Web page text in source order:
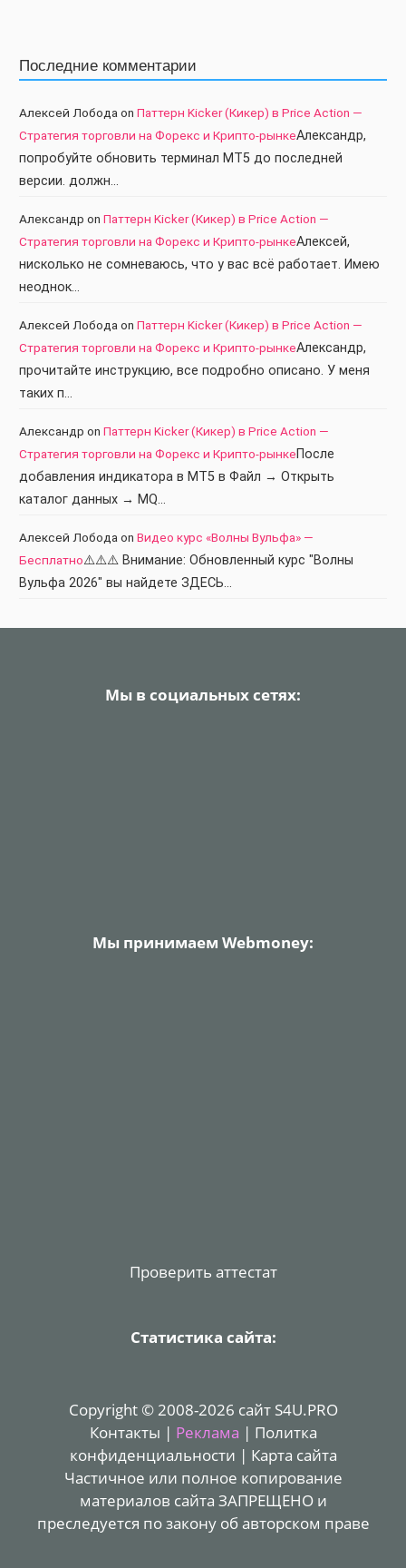
Последние комментарии
Алексей Лобода on Паттерн Kicker (Кикер) в Price Action —
Стратегия торговли на Форекс и Крипто-рынкеАлександр,
попробуйте обновить терминал МТ5 до последней
версии. должн…
Александр on Паттерн Kicker (Кикер) в Price Action —
Стратегия торговли на Форекс и Крипто-рынкеАлексей,
нисколько не сомневаюсь, что у вас всё работает. Имею
неоднок…
Алексей Лобода on Паттерн Kicker (Кикер) в Price Action —
Стратегия торговли на Форекс и Крипто-рынкеАлександр,
прочитайте инструкцию, все подробно описано. У меня
таких п…
Александр on Паттерн Kicker (Кикер) в Price Action —
Стратегия торговли на Форекс и Крипто-рынкеПосле
добавления индикатора в МТ5 в Файл → Открыть
каталог данных → MQ…
Алексей Лобода on Видео курс «Волны Вульфа» —
Бесплатно⚠️⚠️⚠️ Внимание: Обновленный курс "Волны
Вульфа 2026" вы найдете ЗДЕСЬ…
Мы в социальных сетях:
Мы принимаем Webmoney:
Проверить аттестат
Статистика сайта:
Copyright © 2008-2026 сайт S4U.PRO
Контакты | Реклама | Политка
конфиденциальности | Карта сайта
Частичное или полное копирование
материалов сайта ЗАПРЕЩЕНО и
преследуется по закону об авторском праве